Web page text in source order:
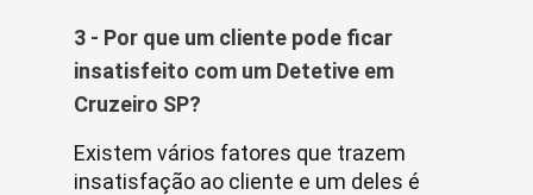
3 - Por que um cliente pode ficar
insatisfeito com um Detetive em
Cruzeiro SP?
Existem vários fatores que trazem
insatisfação ao cliente e um deles é